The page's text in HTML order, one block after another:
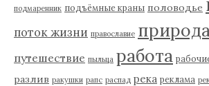
подмаренник подъёмные краны половодье
поток жизни православие
путешествие пыльца работа
разлив ракушки рапс распад река реклама